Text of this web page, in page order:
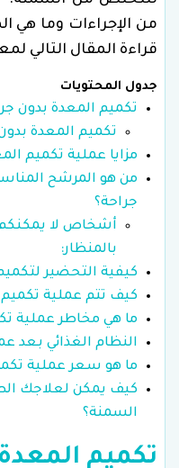
من الإجراءات وما هي
قراءة المقال التالي
جدول المحتويات
تكميم المعدة بدون
تكميم المعدة
مزايا عملية تكميم
من هو المرشح
جراحة؟
أشخاص لا يمكنكم
بالمنظار:
كيفية التحضير
كيف تتم عملية تكميم
ما هي مخاطر عملية
النظام الغذائي بعد
ما هو سعر عملية
كيف يمكن لعلاجك
السمنة؟
تكميم